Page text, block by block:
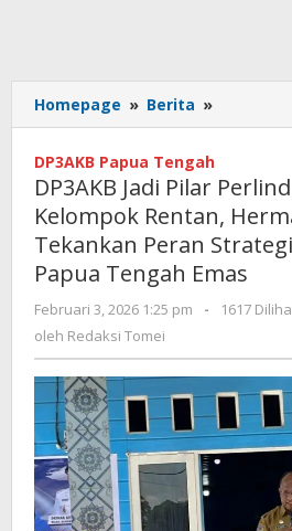
Homepage » Berita »
Jadi
Rentan,
Herman
Kayame
Tekankan
Peran
Dukung
Visi
Papua
Tengah
Emas
DP3AKB Papua Tengah
DP3AKB Jadi Pilar
Kelompok Rentan,
Tekankan Peran
Papua Tengah Emas
Februari 3, 2026 1:25 pm
oleh
-
1617
oleh Redaksi Tomei